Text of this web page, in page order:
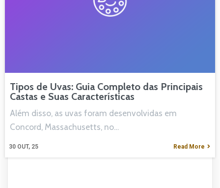
Tipos de Uvas: Guia Completo das Principais
Castas e Suas Características
30 OUT, 25
Além disso, as uvas foram desenvolvidas em
Concord, Massachusetts, no…
Read More